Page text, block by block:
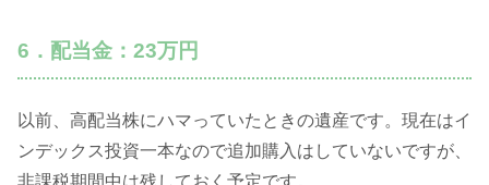
6．配当金：23万円
以前、高配当株にハマっていたときの遺産です。現在はイ
ンデックス投資一本なので追加購入はしていないですが、